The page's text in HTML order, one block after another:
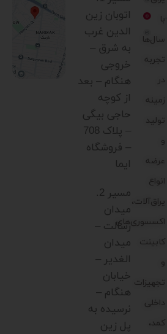
با
سال‌ها
تجربه
در
زمینه
تولید
و
عرضه
انواع
یراق‌آلات،
اکسسوری‌های
کابینت
و
تجهیزات
داخلی
کمد،
اتوبان زین
الدین غرب
به شرق –
خروجی
هنگام – بعد
از کوچه
حاجی بیگی
– پلاک 708
– فروشگاه
ایما
مسیر 2.
میدان
رسالت –
میدان
الغدیر –
خیابان
هنگام –
نرسیده به
پل زین